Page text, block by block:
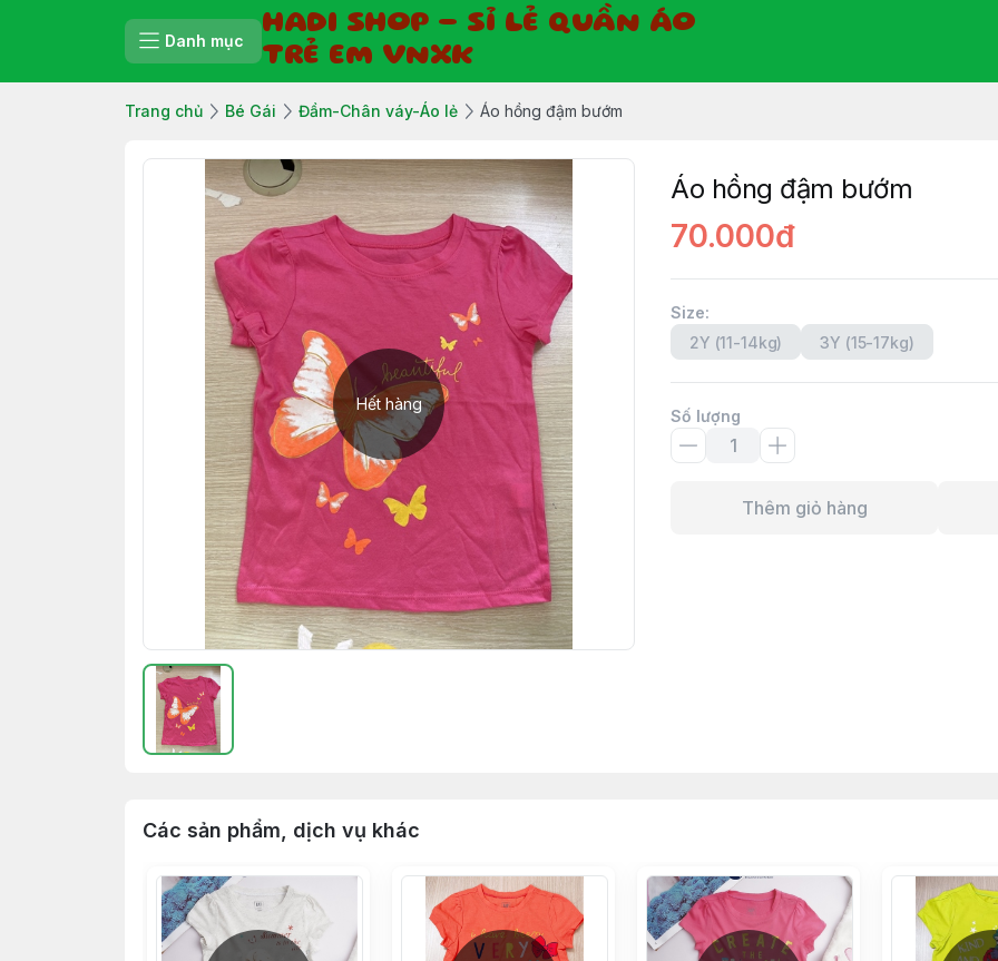
Danh mục
HADI SHOP - SỈ LẺ QUẦN ÁO
TRẺ EM VNXK
Trang chủ Bé Gái Đầm-Chân váy-Áo lẻ Áo hồng đậm bướm
Hết hàng
Áo hồng đậm bướm
70.000đ
Size:
2Y (11-14kg)
3Y (15-17kg)
Số lượng
Thêm giỏ hàng
Các sản phẩm, dịch vụ khác